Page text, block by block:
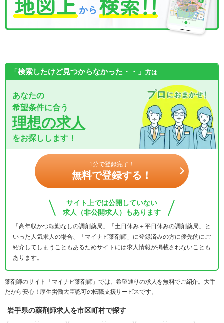
「検索したけど見つからなかった・・」 方は
あなたの
希望条件に合う
理想の求人
をお探しします！
1分で登録完了！
無料で登録する！
サイト上では公開していない
求人（非公開求人）もあります
「高年収かつ転勤なしの調剤薬局」「土日休み＋平日休みの調剤薬局」と
いった人気求人の場合、「マイナビ薬剤師」に登録済みの方に優先的にご
紹介してしまうこともあるためサイトには求人情報が掲載されないことも
あります。
薬剤師のサイト「マイナビ薬剤師」では、希望通りの求人を無料でご紹介。大手
だから安心！厚生労働大臣認可の転職支援サービスです。
岩手県の薬剤師求人を市区町村で探す